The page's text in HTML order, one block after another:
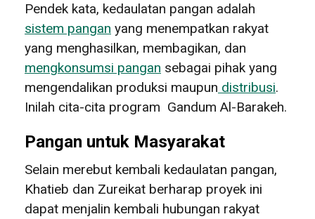
Pendek kata, kedaulatan pangan adalah
sistem pangan yang menempatkan rakyat
yang menghasilkan, membagikan, dan
mengkonsumsi pangan sebagai pihak yang
mengendalikan produksi maupun distribusi.
Inilah cita-cita program Gandum Al-Barakeh.
Pangan untuk Masyarakat
Selain merebut kembali kedaulatan pangan,
Khatieb dan Zureikat berharap proyek ini
dapat menjalin kembali hubungan rakyat